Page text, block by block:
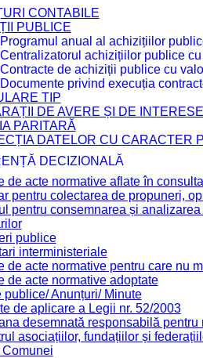
CONTABILE
PUBLICE
anual al achizițiilor
achizițiilor publice
de achiziții publice cu
privind execuția
TIP
DE AVERE ȘI DE INTERESE
PARITARĂ
DATELOR CU CARACTER
DECIZIONALĂ
de acte normative aflate în
pentru colectarea de propuneri,
pentru consemnarea și
publice
interministeriale
de acte normative pentru care nu
de acte normative adoptate
publice/ Anunțuri/ Minute
de aplicare a Legii nr. 52/2003
desemnată responsabilă
asociațiilor, fundațiilor și